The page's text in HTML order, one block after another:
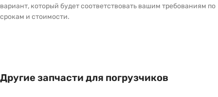
вариант, который будет соответствовать вашим требованиям по
срокам и стоимости.
Другие запчасти для погрузчиков